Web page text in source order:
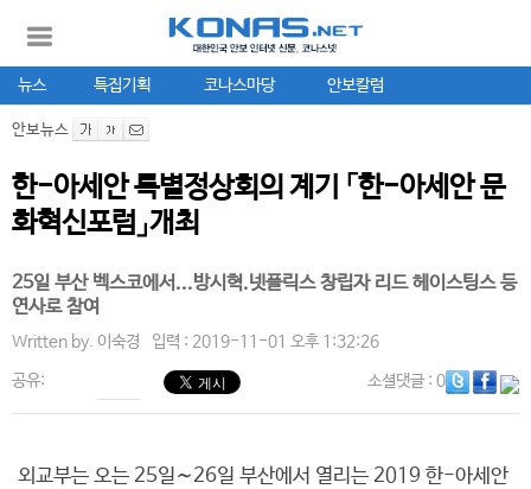
뉴스 특집기획 코나스마당 안보칼럼
안보뉴스
한-아세안 특별정상회의 계기 「한-아세안 문
화혁신포럼」개최
25일 부산 벡스코에서...방시혁.넷플릭스 창립자 리드 헤이스팅스 등
연사로 참여
Written by. 이숙경 입력 : 2019-11-01 오후 1:32:26
공유: 소셜댓글: 0
외교부는 오는 25일∼26일 부산에서 열리는 2019 한-아세안